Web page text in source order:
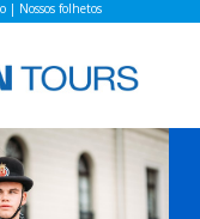
| Nossos folhetos